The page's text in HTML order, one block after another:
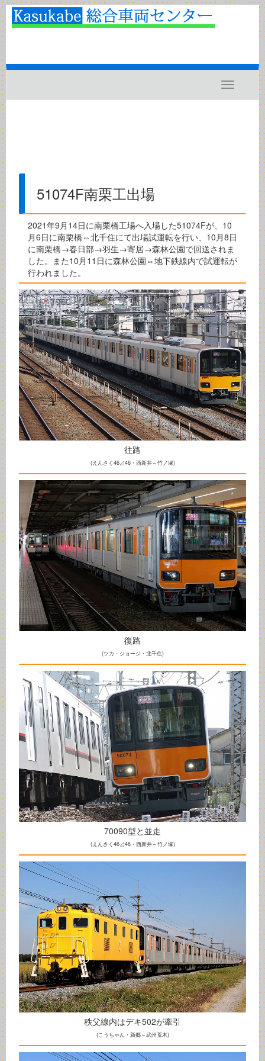
Toggle
navigation
51074F南栗工出場
2021年9月14日に南栗橋工場へ入場した51074Fが、10
月6日に南栗橋⇔北千住にて出場試運転を行い、10月8日
に南栗橋→春日部→羽生→寄居→森林公園で回送されま
した。また10月11日に森林公園⇔地下鉄線内で試運転が
行われました。
往路
(えんさく46⊿46・西新井～竹ノ塚)
復路
(ツカ・ジョージ・北千住)
70090型と並走
(えんさく46⊿46・西新井～竹ノ塚)
秩父線内はデキ502が牽引
(こうちゃん・新郷～武州荒木)